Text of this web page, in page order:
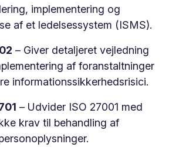
implementering og
af et ledelsessystem (ISMS).
– Giver detaljeret vejledning
af foranstaltninger
informationssikkerhedsrisici.
– Udvider ISO 27001 med
krav til behandling af